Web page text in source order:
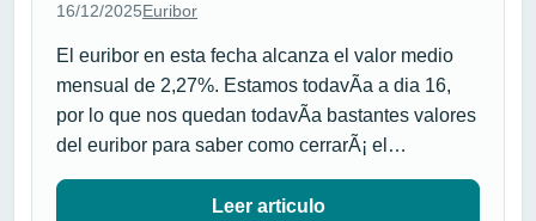
16/12/2025Euribor
El euribor en esta fecha alcanza el valor medio
mensual de 2,27%. Estamos todavÃ­a a dia 16,
por lo que nos quedan todavÃ­a bastantes valores
del euribor para saber como cerrarÃ¡ el…
Leer articulo